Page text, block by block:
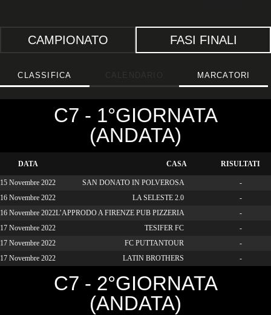
CAMPIONATO FASI FINALI
CLASSIFICA MARCATORI
C7 - 1°GIORNATA
(ANDATA)
DATA CASA RISULTATI
15 Novembre 2022 SAN DONATO IN POLVEROSA
-
16 Novembre 2022
LA SELESTE 2.0
-
16 Novembre 2022L’APPRODO A FIRENZE PUB PIZZERIA
-
17 Novembre 2022
TESIFER FC
-
17 Novembre 2022
FC PUTTANTOUR
-
17 Novembre 2022
LATIN BROTHERS -
C7 - 2°GIORNATA
(ANDATA)